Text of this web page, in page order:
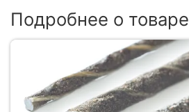
Подробнее о товаре